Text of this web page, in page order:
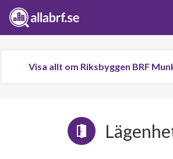
Visa allt om Riksbyggen BRF